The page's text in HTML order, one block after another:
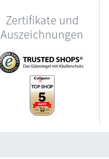
Zertifikate und
Auszeichnungen